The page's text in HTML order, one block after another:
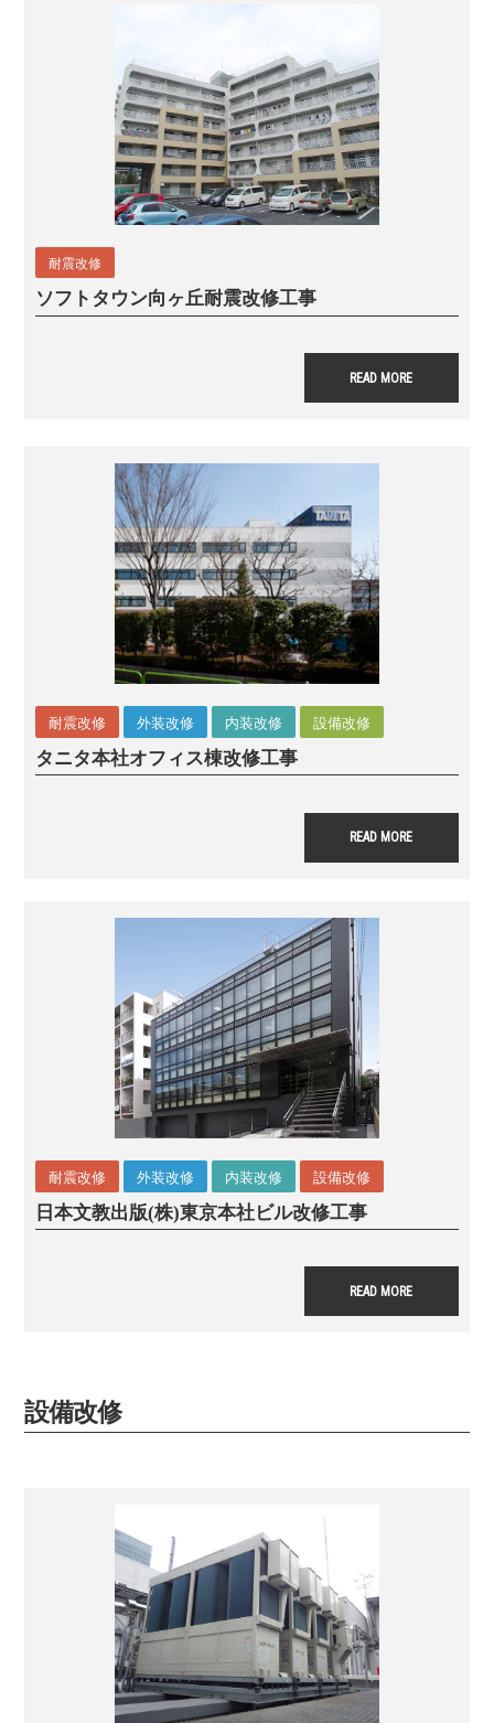
耐震改修
ソフトタウン向ヶ丘耐震改修工事
READ MORE
耐震改修 外装改修 内装改修 設備改修
タニタ本社オフィス棟改修工事
READ MORE
耐震改修 外装改修 内装改修 設備改修
日本文教出版(株)東京本社ビル改修工事
READ MORE
設備改修